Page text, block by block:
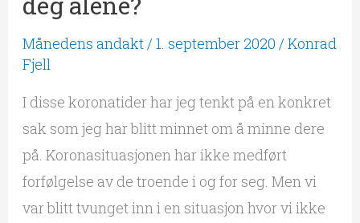
Månedens andakt/1. september 2020 /Konrad
Fjell
I disse koronatider har jeg tenkt på en konkret
sak som jeg har blitt minnet om å minne dere
på. Koronasituasjonen har ikke medført
forfølgelse av de troende i og for seg. Men vi
var blitt tvunget inn i en situasjon hvor vi ikke